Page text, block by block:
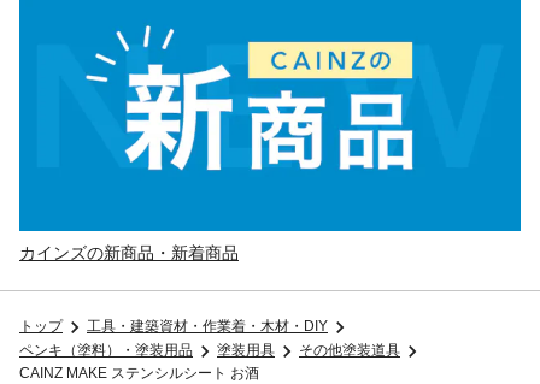
カインズの新商品・新着商品
トップ
工具・建築資材・作業着・木材・DIY
ペンキ（塗料）・塗装用品
塗装用具
その他塗装道具
CAINZ MAKE ステンシルシート お酒